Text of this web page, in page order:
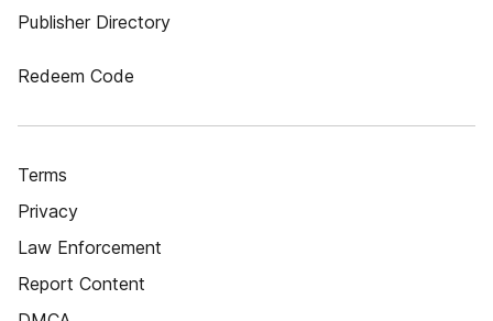
Publisher Directory
Redeem Code
Terms
Privacy
Law Enforcement
Report Content